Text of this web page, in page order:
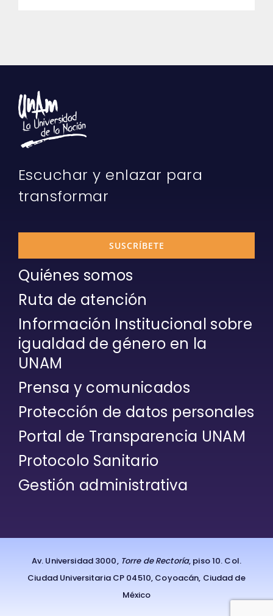
Escuchar y enlazar para
transformar
SUSCRÍBETE
Quiénes somos
Ruta de atención
Información Institucional sobre
igualdad de género en la
UNAM
Prensa y comunicados
Protección de datos personales
Portal de Transparencia UNAM
Protocolo Sanitario
Gestión administrativa
Av. Universidad 3000, Torre de Rectoría, piso 10. Col.
Ciudad Universitaria CP 04510, Coyoacán, Ciudad de
México